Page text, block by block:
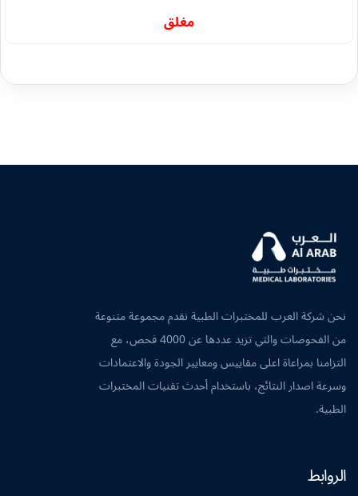
مغلق
نحن شركة العرب للمختبرات الطبية نقدم مجموعة متنوعة
من الفحوصات والتي تزيد عددها عن 4000 فحص، مع
التزامنا بمراعاة اعلى مقاييس ومعايير الجودة والاعتمادات
وسرعة اصدار النتائج، باستخدام أحدث تقنيات المختبرات
الطبية.
الروابط